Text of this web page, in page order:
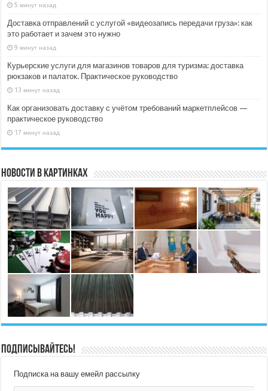
5 минут назад
Доставка отправлений с услугой «видеозапись передачи груза»: как
это работает и зачем это нужно
9 минут назад
Курьерские услуги для магазинов товаров для туризма: доставка
рюкзаков и палаток. Практическое руководство
13 минут назад
Как организовать доставку с учётом требований маркетплейсов —
практическое руководство
17 минут назад
Новости в картинках
Подписывайтесь!
Подписка на вашу емейл рассылку